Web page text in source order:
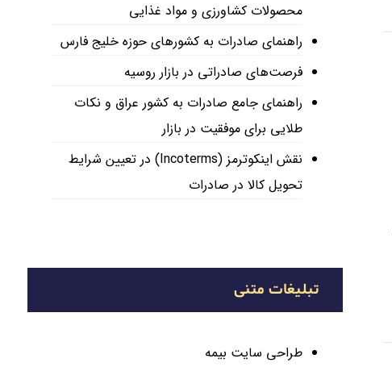
محصولات کشاورزی و مواد غذایی
راهنمای صادرات به کشورهای حوزه خلیج فارس
فرصت‌های صادراتی در بازار روسیه
راهنمای جامع صادرات به کشور عراق و نکات
طلایی برای موفقیت در بازار
نقش اینکوترمز (Incoterms) در تعیین شرایط
تحویل کالا در صادرات
تبلیغات متنی
طراحی سایت بیمه